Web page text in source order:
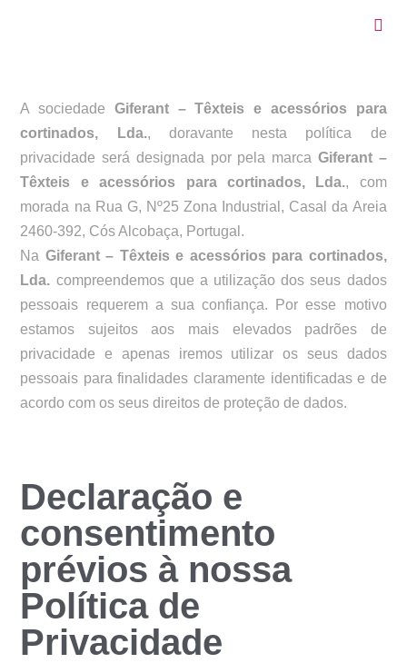
A sociedade Giferant – Têxteis e acessórios para
cortinados, Lda., doravante nesta política de
privacidade será designada por pela marca Giferant –
Têxteis e acessórios para cortinados, Lda., com
morada na Rua G, Nº25 Zona Industrial, Casal da Areia
2460-392, Cós Alcobaça, Portugal.
Na Giferant – Têxteis e acessórios para cortinados,
Lda. compreendemos que a utilização dos seus dados
pessoais requerem a sua confiança. Por esse motivo
estamos sujeitos aos mais elevados padrões de
privacidade e apenas iremos utilizar os seus dados
pessoais para finalidades claramente identificadas e de
acordo com os seus direitos de proteção de dados.
Declaração e
consentimento
prévios à nossa
Política de
Privacidade